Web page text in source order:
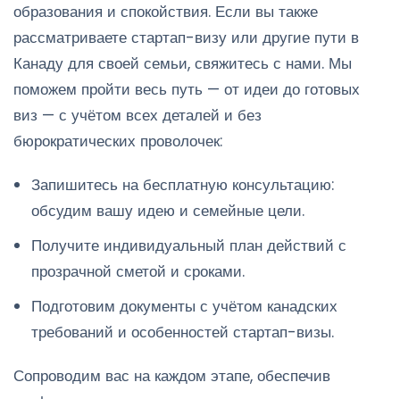
образования и спокойствия. Если вы также
рассматриваете стартап-визу или другие пути в
Канаду для своей семьи, свяжитесь с нами. Мы
поможем пройти весь путь — от идеи до готовых
виз — с учётом всех деталей и без
бюрократических проволочек:
Запишитесь на бесплатную консультацию:
обсудим вашу идею и семейные цели.
Получите индивидуальный план действий с
прозрачной сметой и сроками.
Подготовим документы с учётом канадских
требований и особенностей стартап-визы.
Сопроводим вас на каждом этапе, обеспечив